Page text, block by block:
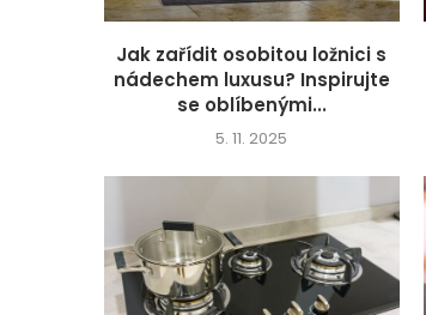
Jak zařídit osobitou ložnici s
nádechem luxusu? Inspirujte
se oblíbenými...
5. 11. 2025